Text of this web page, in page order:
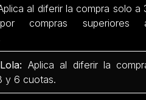
al diferir la compra solo a
compras superiores
Aplica al diferir la
y 6 cuotas.